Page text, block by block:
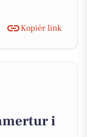
Kopiér link
i